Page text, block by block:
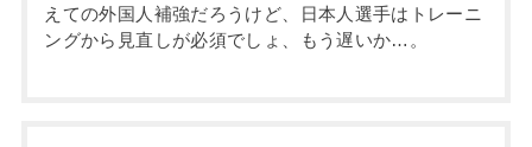
えての外国人補強だろうけど、日本人選手はトレーニ
ングから見直しが必須でしょ、もう遅いか…。